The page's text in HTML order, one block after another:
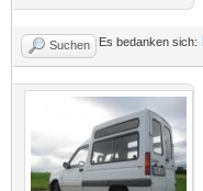
Suchen Es bedanken sich: